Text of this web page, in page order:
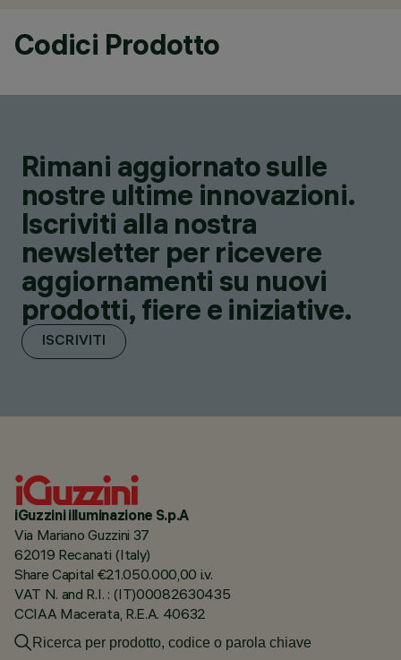
Codici Prodotto
Rimani aggiornato sulle
nostre ultime innovazioni.
Iscriviti alla nostra
newsletter per ricevere
aggiornamenti su nuovi
prodotti, fiere e iniziative.
ISCRIVITI
iGuzzini illuminazione S.p.A
Via Mariano Guzzini 37
62019 Recanati (Italy)
Share Capital €21.050.000,00 i.v.
VAT N. and R.I. : (IT)00082630435
CCIAA Macerata, R.E.A. 40632